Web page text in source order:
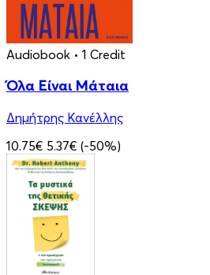
Audiobook • 1 Credit
Όλα Είναι Μάταια
Δημήτρης Κανέλλης
10.75€ 5.37€ (-50%)